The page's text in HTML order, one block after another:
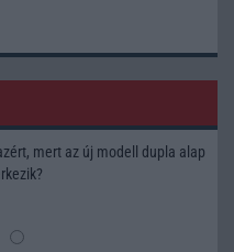
mert az új modell dupla alap